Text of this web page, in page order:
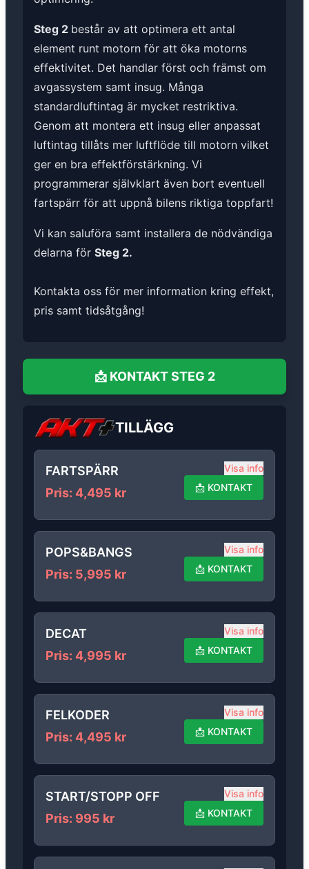
Steg 2 består av att optimera ett antal
element runt motorn för att öka motorns
effektivitet. Det handlar först och främst om
avgassystem samt insug. Många
standardluftintag är mycket restriktiva.
Genom att montera ett insug eller anpassat
luftintag tillåts mer luftflöde till motorn vilket
ger en bra effektförstärkning. Vi
programmerar självklart även bort eventuell
fartspärr för att uppnå bilens riktiga toppfart!
Vi kan saluföra samt installera de nödvändiga
delarna för Steg 2.
Kontakta oss för mer information kring effekt,
pris samt tidsåtgång!
📩 KONTAKT STEG 2
TILLÄGG
FARTSPÄRR
Pris: 4,495 kr
Visa info
📩 KONTAKT
POPS&BANGS
Pris: 5,995 kr
Visa info
📩 KONTAKT
DECAT
Pris: 4,995 kr
Visa info
📩 KONTAKT
FELKODER
Pris: 4,495 kr
Visa info
📩 KONTAKT
START/STOPP OFF
Pris: 995 kr
Visa info
📩 KONTAKT